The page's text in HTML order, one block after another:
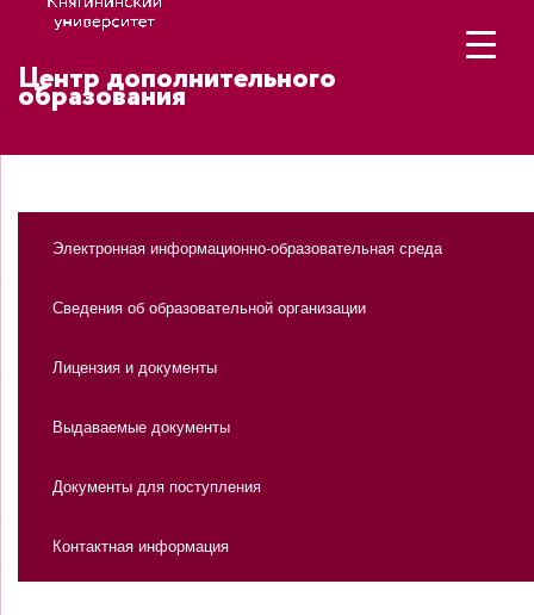
Центр дополнительного
образования
Электронная информационно-образовательная среда
Сведения об образовательной организации
Лицензия и документы
Выдаваемые документы
Документы для поступления
Контактная информация